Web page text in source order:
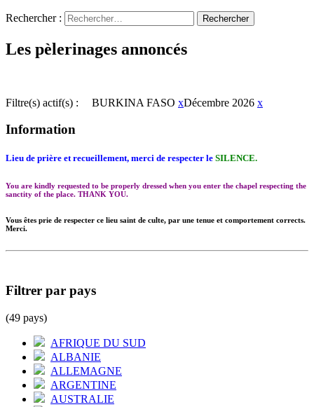
Rechercher :
Les pèlerinages annoncés
Filtre(s) actif(s) : BURKINA FASO xDécembre 2026 x
Information
Lieu de prière et recueillement, merci de respecter le SILENCE.
You are kindly requested to be properly dressed when you enter the chapel respecting the
sanctity of the place. THANK YOU.
Vous êtes prie de respecter ce lieu saint de culte, par une tenue et comportement corrects.
Merci.
Filtrer par pays
(49 pays)
AFRIQUE DU SUD
ALBANIE
ALLEMAGNE
ARGENTINE
AUSTRALIE